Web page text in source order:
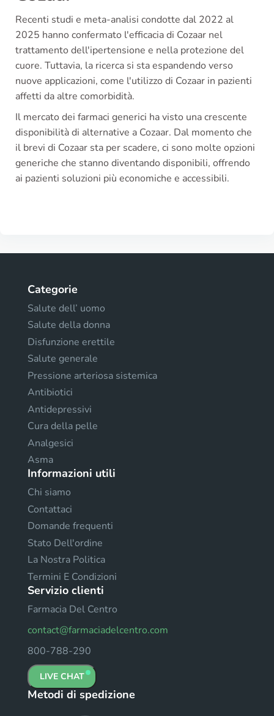
Recenti studi e meta-analisi condotte dal 2022 al
2025 hanno confermato l'efficacia di Cozaar nel
trattamento dell'ipertensione e nella protezione del
cuore. Tuttavia, la ricerca si sta espandendo verso
nuove applicazioni, come l'utilizzo di Cozaar in pazienti
affetti da altre comorbidità.
Il mercato dei farmaci generici ha visto una crescente
disponibilità di alternative a Cozaar. Dal momento che
il brevi di Cozaar sta per scadere, ci sono molte opzioni
generiche che stanno diventando disponibili, offrendo
ai pazienti soluzioni più economiche e accessibili.
Categorie
Salute dell’ uomo
Salute della donna
Disfunzione erettile
Salute generale
Pressione arteriosa sistemica
Antibiotici
Antidepressivi
Cura della pelle
Analgesici
Asma
Informazioni utili
Chi siamo
Contattaci
Domande frequenti
Stato Dell'ordine
La Nostra Politica
Termini E Condizioni
Servizio clienti
Farmacia Del Centro
contact@farmaciadelcentro.com
800-788-290
LIVE CHAT
Metodi di spedizione